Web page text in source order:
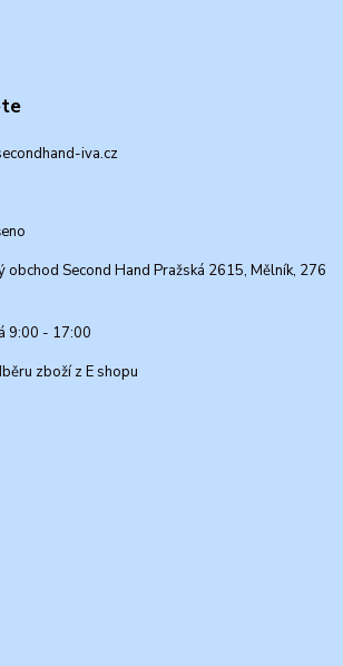
iva.cz
obchod Second Hand Pražská 2615, Mělník, 276
9:00 - 17:00
zboží z E shopu